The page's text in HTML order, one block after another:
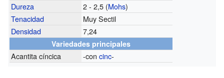
Dureza
2 - 2,5 (Mohs)
Tenacidad
Muy Sectil
Densidad
7,24
Variedades principales
Acantita cíncica -concinc-